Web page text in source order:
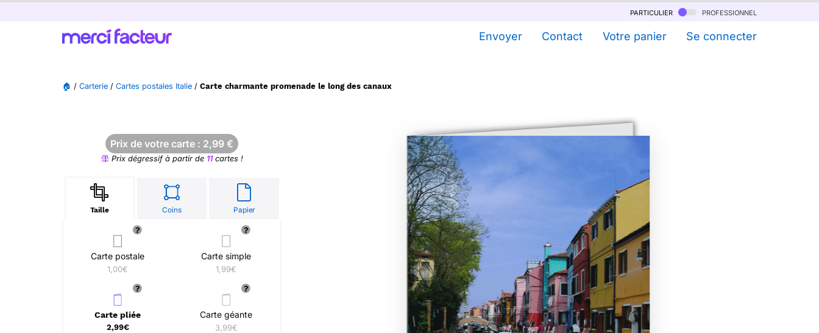
particulier professionnel
Envoyer Contact Votre panier Se connecter
🏠 / Carterie / Cartes postales Italie / Carte charmante promenade le long des canaux
Prix de votre carte : 2,99 €
Prix dégressif à partir de 11cartes !
Taille Coins Papier
Carte postale
1,00€
Carte simple
1,99€
Carte pliée
2,99€
Carte géante
3,99€